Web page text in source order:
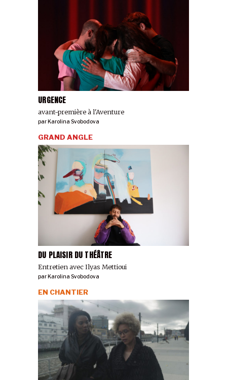
URGENCE
avant-première à l'Aventure
par Karolina Svobodova
DU PLAISIR DU THÉÂTRE
Entretien avec Ilyas Mettioui
GRAND ANGLE
parKarolina Svobodova
EN CHANTIER